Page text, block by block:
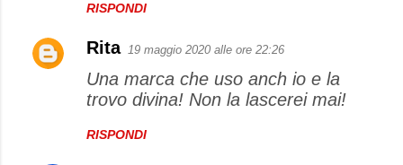
RISPONDI
Rita 19 maggio 2020 alle ore 22:26
Una marca che uso anch io e la
trovo divina! Non la lascerei mai!
RISPONDI